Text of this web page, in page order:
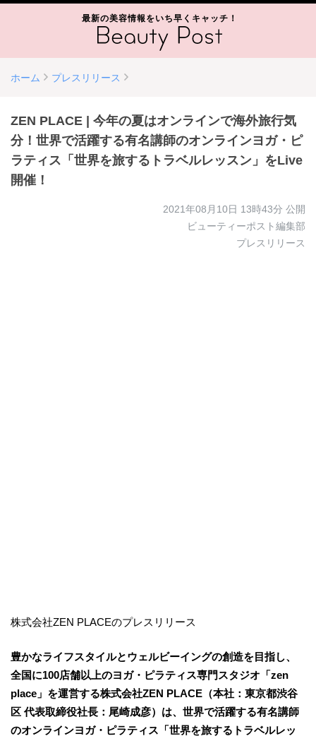
最新の美容情報をいち早くキャッチ！
ホーム プレスリリース
ZEN PLACE | 今年の夏はオンラインで海外旅行気
分！世界で活躍する有名講師のオンラインヨガ・ピ
ラティス「世界を旅するトラベルレッスン」をLive
開催！
2021年08月10日 13時43分 公開
ビューティーポスト編集部
プレスリリース
株式会社ZEN PLACEのプレスリリース
豊かなライフスタイルとウェルビーイングの創造を目指し、
全国に100店舗以上のヨガ・ピラティス専門スタジオ「zen
place」を運営する株式会社ZEN PLACE（本社：東京都渋谷
区 代表取締役社長：尾崎成彦）は、世界で活躍する有名講師
のオンラインヨガ・ピラティス「世界を旅するトラベルレッ